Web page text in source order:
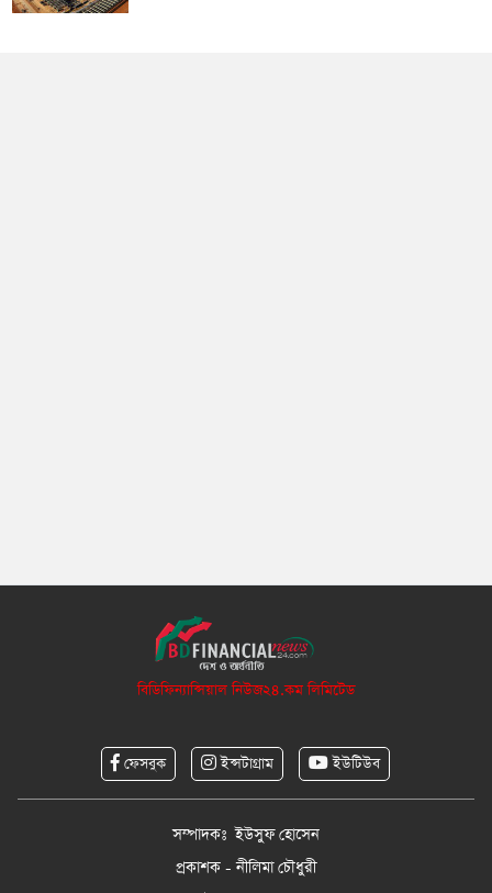
বিডিফিন্যান্সিয়াল নিউজ২৪.কম লিমিটেড
ফেসবুক ইন্সটাগ্রাম ইউটিউব
সম্পাদকঃ ইউসুফ হোসেন
প্রকাশক - নীলিমা চৌধুরী